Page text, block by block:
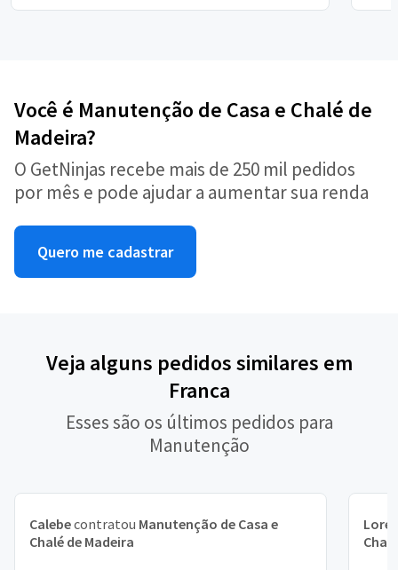
Você é Manutenção de Casa e Chalé de
Madeira?
O GetNinjas recebe mais de 250 mil pedidos
por mês e pode ajudar a aumentar sua renda
Quero me cadastrar
Veja alguns pedidos similares em
Franca
Esses são os últimos pedidos para
Manutenção
Calebecontratou Manutenção de Casa e
Chalé de Madeira